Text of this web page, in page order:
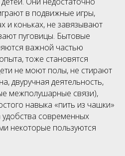
в подвижные игры,
и коньках, не завязывают
пуговицы. Бытовые
важной частью
тоже становятся
не моют полы, не стирают
двуручная деятельность,
межполушарные связи),
навыка «пить из чашки»
удобства современных
некоторые пользуются